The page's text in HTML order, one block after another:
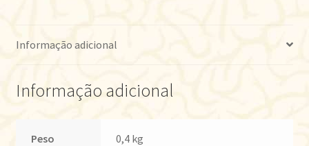
Informação adicional
Informação adicional
Peso 0,4 kg